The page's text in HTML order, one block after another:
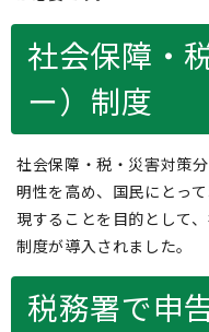
社会保障・
ー）制度
社会保障・税・災害対策
明性を高め、国民にとっ
現することを目的として
制度が導入されました。
税務署で申